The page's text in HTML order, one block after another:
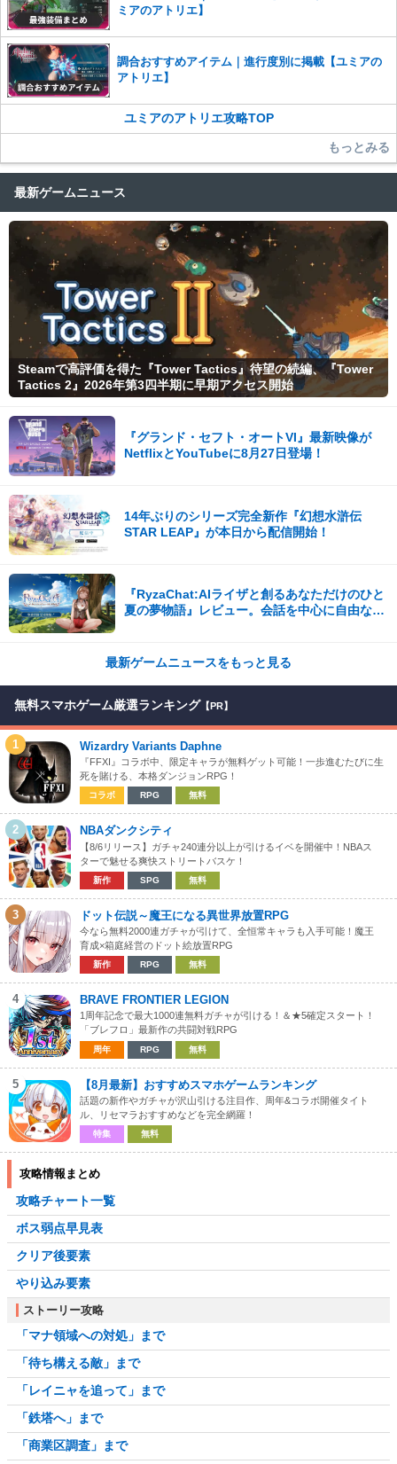
ミアのアトリエ】
調合おすすめアイテム｜進行度別に掲載【ユミアの
アトリエ】
ユミアのアトリエ攻略TOP
もっとみる
最新ゲームニュース
Steamで高評価を得た『Tower Tactics』待望の続編、『Tower
Tactics 2』2026年第3四半期に早期アクセス開始
『グランド・セフト・オートVI』最新映像が
NetflixとYouTubeに8月27日登場！
14年ぶりのシリーズ完全新作『幻想水滸伝
STAR LEAP』が本日から配信開始！
『RyzaChat:AIライザと創るあなただけのひと
夏の夢物語』レビュー。会話を中心に自由な冒
最新ゲームニュースをもっと見る
無料スマホゲーム厳選ランキング 【PR】
1 Wizardry Variants Daphne
『FFXI』コラボ中、限定キャラが無料ゲット可能！一歩進むたびに生
死を賭ける、本格ダンジョンRPG！
コラボ RPG 無料
2 NBAダンクシティ
【8/6リリース】ガチャ240連分以上が引けるイベを開催中！NBAス
ターで魅せる爽快ストリートバスケ！
新作 SPG 無料
3 ドット伝説～魔王になる異世界放置RPG
今なら無料2000連ガチャが引けて、全恒常キャラも入手可能！魔王
育成×箱庭経営のドット絵放置RPG
新作 RPG 無料
4 BRAVE FRONTIER LEGION
1周年記念で最大1000連無料ガチャが引ける！＆★5確定スタート！
「ブレフロ」最新作の共闘対戦RPG
周年 RPG 無料
5 【8月最新】おすすめスマホゲームランキング
話題の新作やガチャが沢山引ける注目作、周年&コラボ開催タイト
ル、リセマラおすすめなどを完全網羅！
特集 無料
攻略情報まとめ
攻略チャート一覧
ボス弱点早見表
クリア後要素
やり込み要素
ストーリー攻略
「マナ領域への対処」まで
「待ち構える敵」まで
「レイニャを追って」まで
「鉄塔へ」まで
「商業区調査」まで